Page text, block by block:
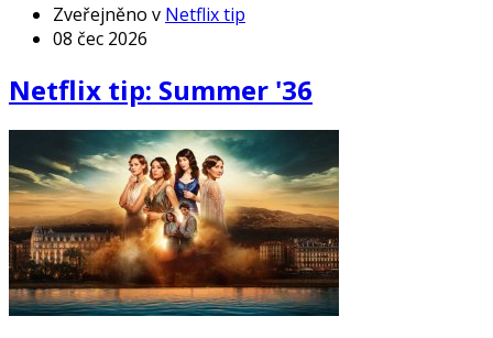
Zveřejněno v Netflix tip
08 čec 2026
Netflix tip: Summer '36